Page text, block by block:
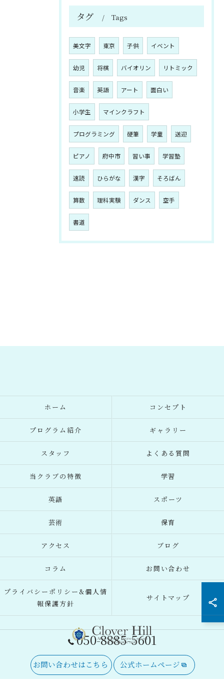
タグ Tags
美文字 東京 子供 イベント
幼児 将棋 バイオリン リトミック
音楽 英語 アート 面白い
小学生 マインクラフト
プログラミング 硬筆 学童 送迎
ピアノ 府中市 習い事 学習塾
速読 ひらがな 漢字 そろばん
算数 理科実験 ダンス 空手
書道
050-8885-5601
お問い合わせはこちら 公式ホームページ
ホーム コンセプト
プログラム紹介 ギャラリー
スタッフ よくある質問
当クラブの特徴 学習
英語 スポーツ
芸術 保育
アクセス ブログ
コラム お問い合わせ
プライバシーポリシー&個人情
報保護方針
サイトマップ
© 2026 東京都府中市の習い事ならClover Hill ALL RIGHTS RESERVED.